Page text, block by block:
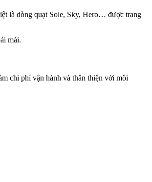
là dòng quạt Sole, Sky, Hero… được trang
mái.
chi phí vận hành và thân thiện với môi